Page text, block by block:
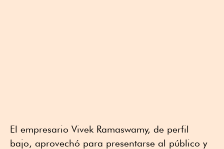
El empresario Vivek Ramaswamy, de perfil
bajo, aprovechó para presentarse al público y